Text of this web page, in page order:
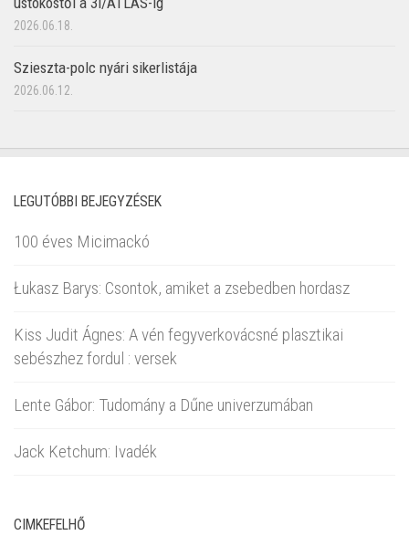
2026.06.18.
Szieszta-polc nyári sikerlistája
2026.06.12.
LEGUTÓBBI BEJEGYZÉSEK
100 éves Micimackó
Łukasz Barys: Csontok, amiket a zsebedben hordasz
Kiss Judit Ágnes: A vén fegyverkovácsné plasztikai
sebészhez fordul : versek
Lente Gábor: Tudomány a Dűne univerzumában
Jack Ketchum: Ivadék
CIMKEFELHŐ